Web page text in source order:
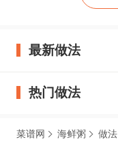
最新做法
热门做法
菜谱网 海鲜粥 做法